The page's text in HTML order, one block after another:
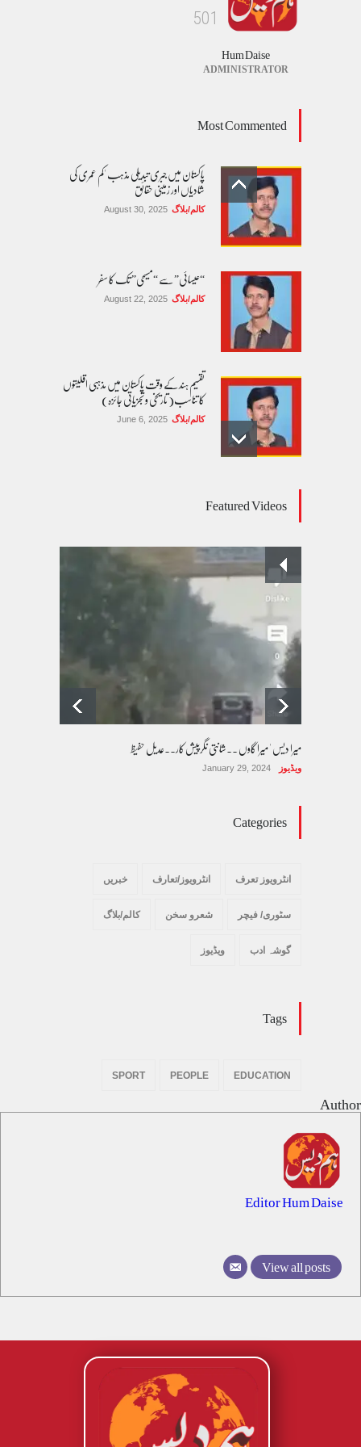
1
0
5
Hum Daise
ADMINISTRATOR
Most Commented
پاکستان میں جبری تبدیلی مذہب 'کم عمری کی
شادیاں اور زمینی حقائق
کالم/بلاگ August 30, 2025
“عیسائی” سے “مسیحی” تک کا سفر
کالم/بلاگ August 22, 2025
تقسیم ہند کے وقت پاکستان میں مذہبی اقلیتوں
کا تناسب( تاریخی و تجزیاتی جائزہ)
کالم/بلاگ June 6, 2025
پسند کی شادیوں کا بڑھتا ہوا رجحان اور راولپنڈی
کی یوسیز میں اندارج پر پابندی ایک نیا تنازعہ
October 14, 2025
Featured Videos
میرا دیس ' میرا گاوں ۔۔شانتی نگرپیش کار۔۔عدیل حفیظ
ویڈیوز January 29, 2024
Categories
انٹرویوز تعرف انٹرویوز/تعارف خبریں
سٹوری/ فیچر شعرو سخن کالم/بلاگ
گوشہ ادب ویڈیوز
Tags
EDUCATION
PEOPLE
SPORT
Author
Editor Hum Daise
View all posts